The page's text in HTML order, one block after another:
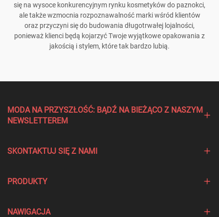
się na wysoce konkurencyjnym rynku kosmetyków do paznokci,
ale także wzmocnia rozpoznawalność marki wśród klientów
oraz przyczyni się do budowania długotrwałej lojalności,
ponieważ klienci będą kojarzyć Twoje wyjątkowe opakowania z
jakością i stylem, które tak bardzo lubią.
MODA NA PRZYSZŁOŚĆ: BĄDŹ NA BIEŻĄCO Z NASZYM
NEWSLETTEREM
SKONTAKTUJ SIĘ Z NAMI
PRODUKTY
NAWIGACJA